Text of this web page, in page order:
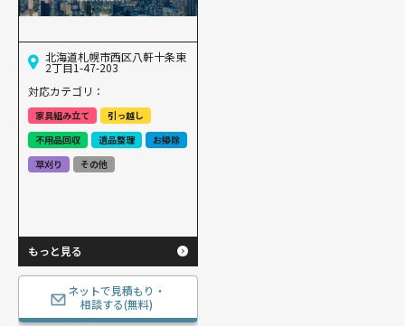
北海道札幌市西区八軒十条東
2丁目1-47-203
対応カテゴリ：
家具組み立て
引っ越し
不用品回収
遺品整理
お掃除
草刈り
その他
もっと見る
ネットで見積もり・
相談する(無料)